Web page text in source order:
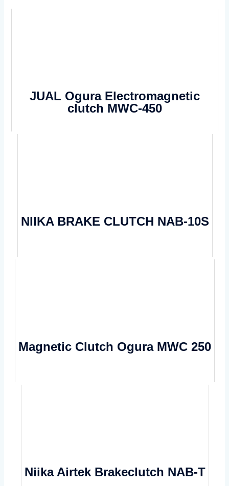
JUAL Ogura Electromagnetic
clutch MWC-450
NIIKA BRAKE CLUTCH NAB-10S
Magnetic Clutch Ogura MWC 250
Niika Airtek Brakeclutch NAB-T